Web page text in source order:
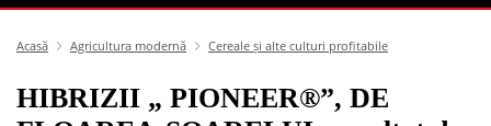
Acasă Agricultura modernă Cereale și alte culturi profitabile
HIBRIZII „ PIONEER®”, DE